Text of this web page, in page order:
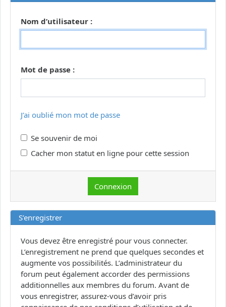
Nom d’utilisateur :
Mot de passe :
J’ai oublié mon mot de passe
Se souvenir de moi
Cacher mon statut en ligne pour cette session
S’enregistrer
Vous devez être enregistré pour vous connecter.
L’enregistrement ne prend que quelques secondes et
augmente vos possibilités. L’administrateur du
forum peut également accorder des permissions
additionnelles aux membres du forum. Avant de
vous enregistrer, assurez-vous d’avoir pris